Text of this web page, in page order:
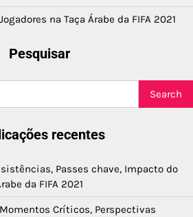
na Taça Árabe da FIFA 2021
Pesquisar
recentes
Passes chave, Impacto do
da FIFA 2021
Críticos, Perspectivas